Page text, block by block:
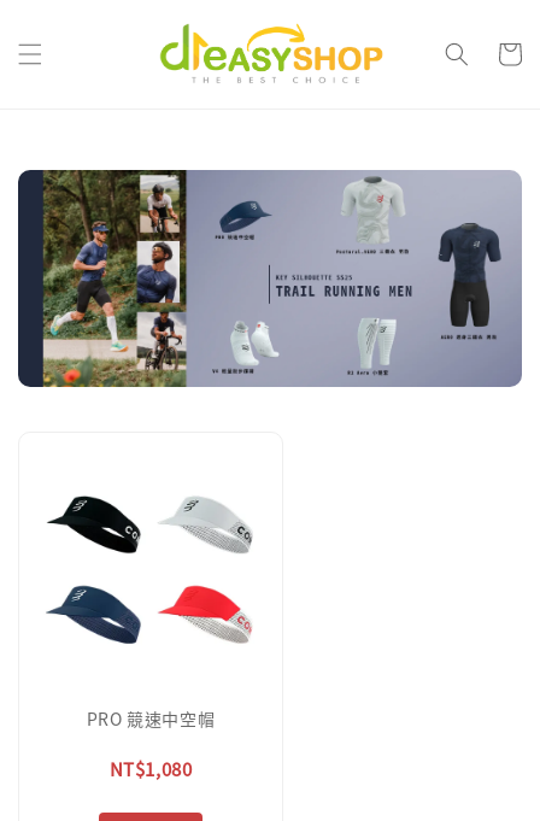
PRO 競速中空帽
NT$1,080